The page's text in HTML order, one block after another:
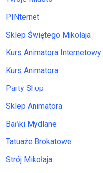
PINternet
Sklep Świętego Mikołaja
Kurs Animatora Internetowy
Kurs Animatora
Party Shop
Sklep Animatora
Bańki Mydlane
Tatuaże Brokatowe
Strój Mikołaja